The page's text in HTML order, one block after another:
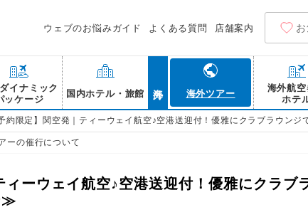
ウェブのお悩みガイド よくある質問 店舗案内
イナミック
ッケージ
国内ホテル・旅館 海外ツアー
海外航
ホテ
予約限定】関空発｜ティーウェイ航空♪空港送迎付！優雅にクラブラウン
ーの催行について
ィーウェイ航空♪空港送迎付！優雅にクラブ
≫